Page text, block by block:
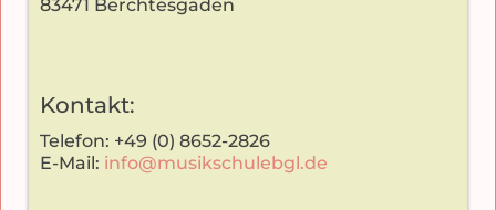
83471 Berchtesgaden
Kontakt:
Telefon: +49 (0) 8652-2826
E-Mail: info@musikschulebgl.de